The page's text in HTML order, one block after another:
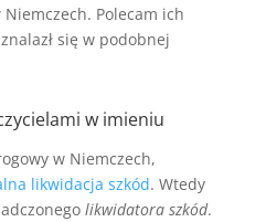
Polecam ich
się w podobnej
w imieniu
w Niemczech,
likwidacja szkód. Wtedy
likwidatora szkód.